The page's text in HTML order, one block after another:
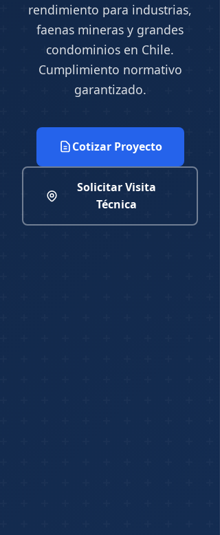
rendimiento para industrias,
faenas mineras y grandes
condominios en Chile.
Cumplimiento normativo
garantizado.
Cotizar Proyecto
Solicitar Visita
Técnica